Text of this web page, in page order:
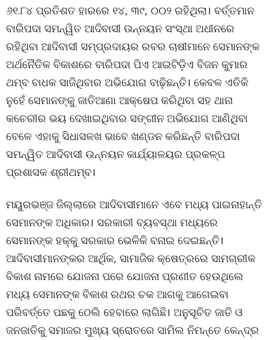
୬୧.୮୪ ପ୍ରତିଶତ ହାରରେ ୧୪, ୩୯, ୦୦୨ ରହିଥିଲା। ବର୍ତ୍ତମାନ
ବାରିପଦା ସମନ୍ୱିତ ଆଦିବାସୀ ଉନ୍ନୟନ ସଂସ୍ଥା ଅଧୀନରେ
ରହିଥିବା ଆଦିବାସୀ ସମ୍ପ୍ରଦାୟର ରବର ଚାଷୀମାନେ ସେମାନଙ୍କ
ଅର୍ଥନୈତିକ ବିକାଶରେ ବାରିପଦା ପିଏ ଆଇଟିଡ଼ିଏ ବିଜନ କୁମାର
ଥମ୍ବ ବାଧକ ସାଜିଥିବାର ଅଭିଯୋଗ ବାଢ଼ିଛନ୍ତି। କେବଳ ଏତିକି
ନୁହେଁ ସେମାନଙ୍କୁ ଜାତିଆଣା ଆକ୍ଷେପ କରିଥିବା ସହ ଥାନା
କଚେରୀର ଭୟ ଦେଖାଇଥିବାର ସଙ୍ଗୀନ ଅଭିଯୋଗ ଆଣିଥିବା
ବେଳେ ଏହାକୁ ସିଧାସଳଖ ଭାବେ ଖଣ୍ଡନ କରିଛନ୍ତି ବାରିପଦା
ସମନ୍ୱିତ ଆଦିବାସୀ ଉନ୍ନୟନ କାର୍ଯ୍ୟାଳୟର ପ୍ରକଳ୍ପ
ପ୍ରଶାସକ ଶ୍ରୀଥମ୍ବ।
ମୟୁରଭଞ୍ଜ ଜିଲ୍ଲାରେ ଆଦିବାସୀମାନେ ଏବେ ମଧ୍ୟ ପାଇନାହାନ୍ତି
ସେମାନଙ୍କ ଅଧିକାର। ସରକାରୀ ବ୍ୟବସ୍ଥା ମଧ୍ୟରେ
ସେମାନଙ୍କ ହକ୍କୁ ସରକାର ଭେଳିକି ବନାଇ ଦେଇଛନ୍ତି।
ଆଦିବାସୀମାନଙ୍କର ଆର୍ଥିକ, ସାମାଜିକ କ୍ଷେତ୍ରରେ ସାମଗ୍ରୀକ
ବିକାଶ ନାମରେ ଯୋଜନା ପରେ ଯୋଜନା ପ୍ରଣୀତ ହେଉଥିଲେ
ମଧ୍ୟ ସେମାନଙ୍କ ବିକାଶ ରଥର ଚକ ଆଗକୁ ଆଗେଇବା
ପରିବର୍ତ୍ତେ ପଛକୁ ଠେଲି ହେବାରେ ଲାଗିଛି। ଅନୁସୂଚିତ ଜାତି ଓ
ଜନଜାତିକୁ ସମାଜର ମୁଖ୍ୟ ସ୍ରୋତରେ ସାମିଲ ନିମନ୍ତେ କେନ୍ଦ୍ର